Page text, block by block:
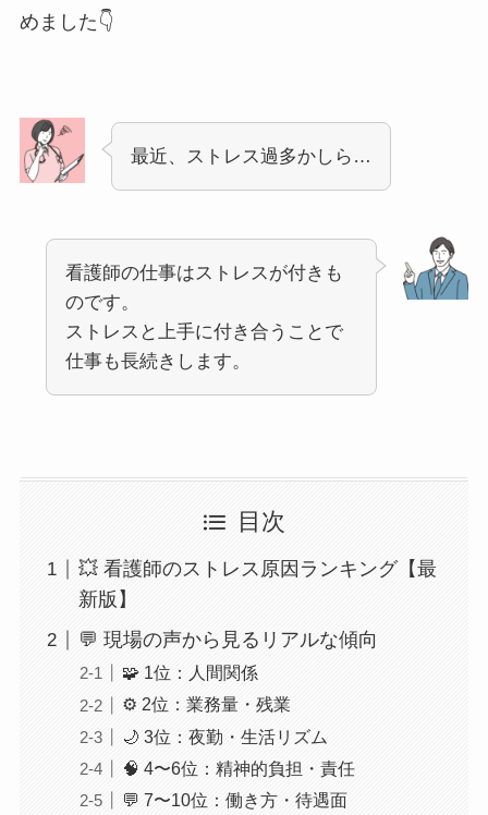
めました👇
最近、ストレス過多かしら…
看護師の仕事はストレスが付きも
のです。
ストレスと上手に付き合うことで
仕事も長続きします。
目次
💥 看護師のストレス原因ランキング【最
新版】
💬 現場の声から見るリアルな傾向
🧩 1位：人間関係
⚙️ 2位：業務量・残業
🌙 3位：夜勤・生活リズム
🧠 4〜6位：精神的負担・責任
💬 7〜10位：働き方・待遇面